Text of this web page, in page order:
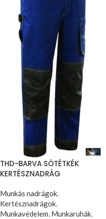
THD-BARVA SÖTÉTKÉK
KERTÉSZNADRÁG
Munkás nadrágok,
Kertésznadrágok,
Munkavédelem, Munkaruhák,